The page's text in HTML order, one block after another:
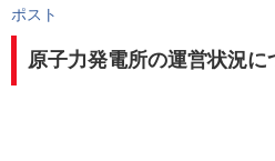
ポスト
原子力発電所の運営状況に